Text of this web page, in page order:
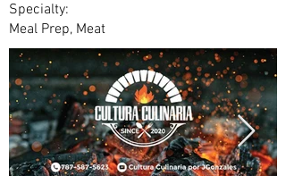
Specialty:
Meal Prep, Meat